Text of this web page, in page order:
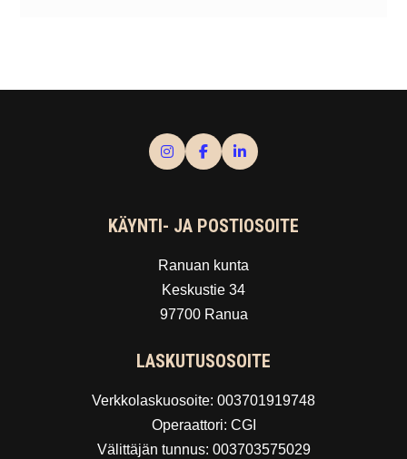
KÄYNTI- JA POSTIOSOITE
Ranuan kunta
Keskustie 34
97700 Ranua
LASKUTUSOSOITE
Verkkolaskuosoite: 003701919748
Operaattori: CGI
Välittäjän tunnus: 003703575029